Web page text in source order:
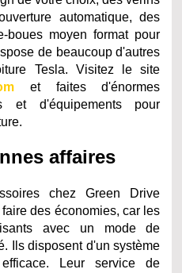
automatique, des
boues moyen format pour
de beaucoup d'autres
Tesla. Visitez le site
et faites d'énormes
et d'équipements pour
affaires
chez Green Drive
des économies, car les
avec un mode de
Ils disposent d'un système
Leur service de